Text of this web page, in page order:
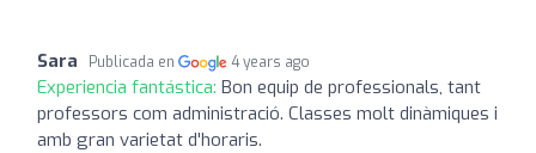
Sara Publicada en 4 years ago
Experiencia fantástica: Bon equip de professionals, tant
professors com administració. Classes molt dinàmiques i
amb gran varietat d'horaris.